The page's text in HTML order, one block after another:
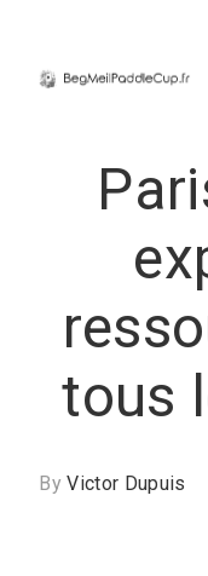
content
tous
ByVictor Dupuis